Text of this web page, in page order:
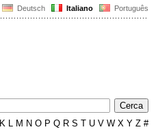
Deutsch Italiano Português
K L M N O P Q R S T U V W X Y Z #